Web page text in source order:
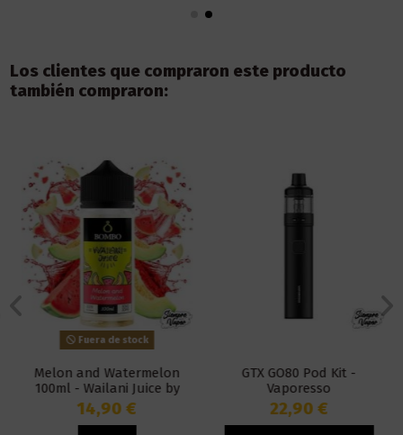
Los clientes que compraron este producto
también compraron:
Fuera de stock
Melon and Watermelon
100ml - Wailani Juice by
Bombo
14,90 €
GTX GO80 Pod Kit -
Vaporesso
22,90 €